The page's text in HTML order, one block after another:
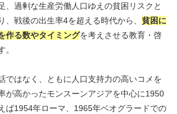
、過剰な生産労働人口ゆえの貧困リスクと
、戦後の出生率4を超える時代から、 貧困に
作る数やタイミングを考えさせる教育・啓
。
ではなく、ともに人口支持力の高いコメを
が高かったモンスーンアジアを中心に1950
ば1954年ローマ、1965年ベオグラードでの